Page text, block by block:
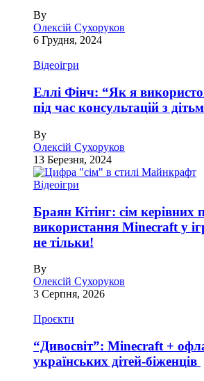
By
Олексій Сухоруков
6 Грудня, 2024
Відеоігри
Еллі Фінч: “Як я
під час консультацій з
By
Олексій Сухоруков
13 Березня, 2024
Відеоігри
Браян Кітінг: сім керівних
використання Minecraft у
не тільки!
By
Олексій Сухоруков
3 Серпня, 2026
Проєкти
“Дивосвіт”: Minecraft +
українських дітей-біженців